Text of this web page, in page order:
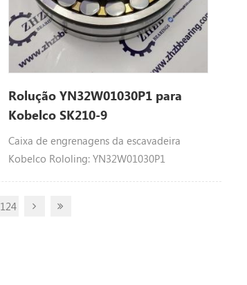
Rolução YN32W01030P1 para
Kobelco SK210-9
Caixa de engrenagens da escavadeira
Kobelco Rololing: YN32W01030P1
3, SK200LC, SK210-9, SK200LC-6, ED195-8,
124